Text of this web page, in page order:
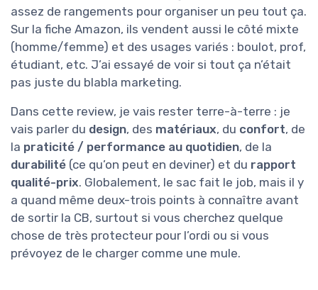
assez de rangements pour organiser un peu tout ça.
Sur la fiche Amazon, ils vendent aussi le côté mixte
(homme/femme) et des usages variés : boulot, prof,
étudiant, etc. J’ai essayé de voir si tout ça n’était
pas juste du blabla marketing.
Dans cette review, je vais rester terre-à-terre : je
vais parler du design, des matériaux, du confort, de
la praticité / performance au quotidien, de la
durabilité (ce qu’on peut en deviner) et du rapport
qualité-prix. Globalement, le sac fait le job, mais il y
a quand même deux-trois points à connaître avant
de sortir la CB, surtout si vous cherchez quelque
chose de très protecteur pour l’ordi ou si vous
prévoyez de le charger comme une mule.